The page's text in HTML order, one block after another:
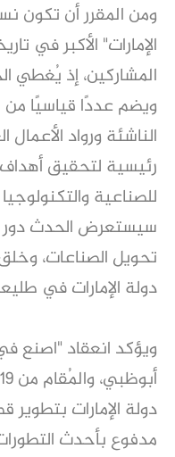
ومن المقرر أن تكون
الإمارات" الأكبر في
ويضم عددًا قياسيًا من
الناشئة ورواد الأعمال
رئيسية لتحقيق
سيستعرض الحدث دور
تحويل الصناعات،
دولة الإمارات في
ويؤكد انعقاد "اصنع
دولة الإمارات
مدفوع بأحدث